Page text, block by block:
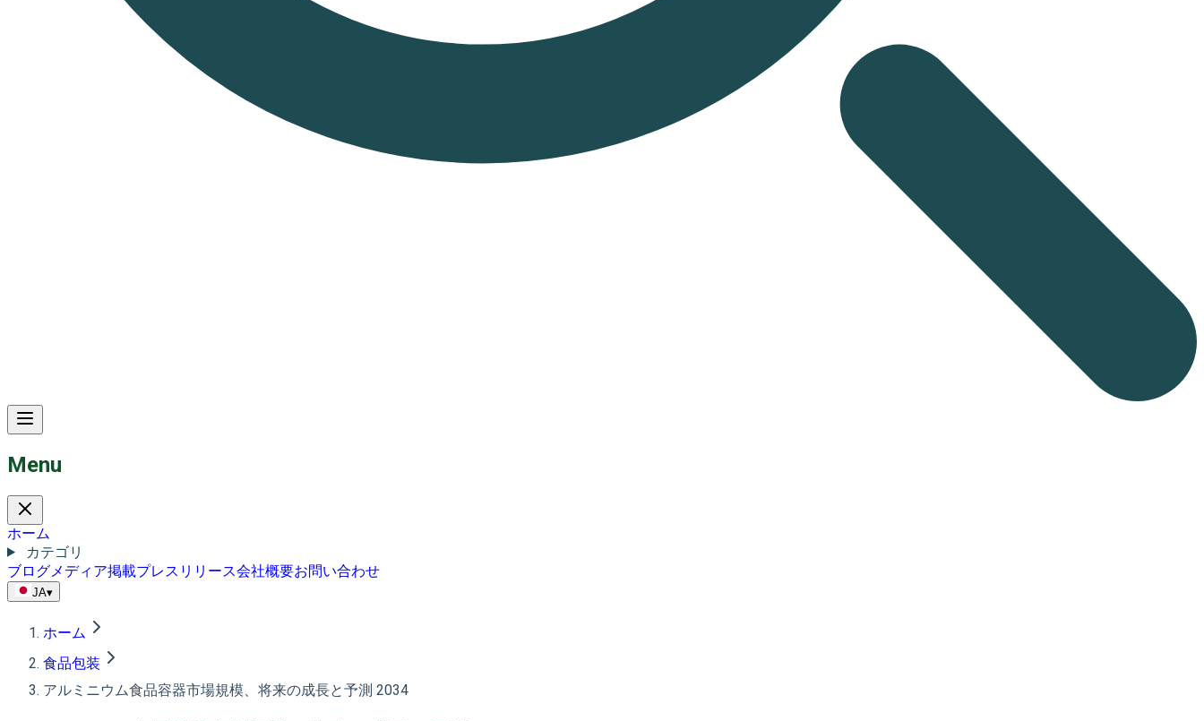
Menu
ホーム
カテゴリ
ブログメディア掲載プレスリリース会社概要お問い合わせ
JA▾
ホーム
食品包装
アルミニウム食品容器市場規模、将来の成長と予測 2034